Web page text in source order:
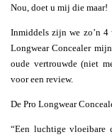
Nou, doet u mij die maar!
Inmiddels zijn we zo’n
Longwear Concealer
oude vertrouwde (niet
voor een review.
De Pro Longwear
“Een luchtige vloeibare